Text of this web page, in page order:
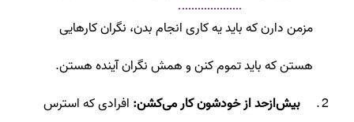
مزمن دارن که باید یه کاری انجام بدن، نگران کارهایی
هستن که باید تموم کنن و همش نگران آینده‌ هستن.
بیش‌ازحد از خودشون کار می‌کشن: افرادی که استرس